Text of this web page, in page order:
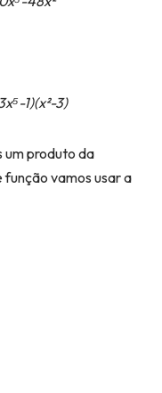
1)(x²-3)
um produto da
vamos usar a